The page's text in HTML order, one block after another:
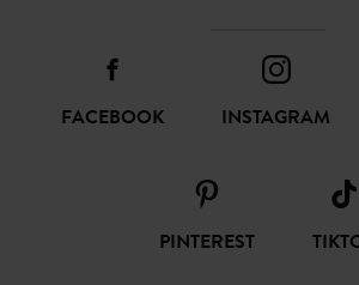
FACEBOOK INSTAGRAM
PINTEREST